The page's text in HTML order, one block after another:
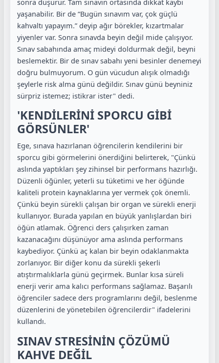
yaşanabilir. Bir de “Bugün sınavım var, çok güçlü
kahvaltı yapayım.” deyip ağır börekler, kızartmalar
yiyenler var. Sonra sınavda beyin değil mide çalışıyor.
Sınav sabahında amaç mideyi doldurmak değil, beyni
beslemektir. Bir de sınav sabahı yeni besinler denemeyi
doğru bulmuyorum. O gün vücudun alışık olmadığı
şeylerle risk alma günü değildir. Sınav günü beyniniz
sürpriz istemez; istikrar ister" dedi.
'KENDİLERİNİ SPORCU GİBİ
GÖRSÜNLER'
Ege, sınava hazırlanan öğrencilerin kendilerini bir
sporcu gibi görmelerini önerdiğini belirterek, "Çünkü
aslında yaptıkları şey zihinsel bir performans hazırlığı.
Düzenli öğünler, yeterli su tüketimi ve her öğünde
kaliteli protein kaynaklarına yer vermek çok önemli.
Çünkü beyin sürekli çalışan bir organ ve sürekli enerji
kullanıyor. Burada yapılan en büyük yanlışlardan biri
öğün atlamak. Öğrenci ders çalışırken zaman
kazanacağını düşünüyor ama aslında performans
kaybediyor. Çünkü aç kalan bir beyin odaklanmakta
zorlanıyor. Bir diğer konu da sürekli şekerli
atıştırmalıklarla günü geçirmek. Bunlar kısa süreli
enerji verir ama kalıcı performans sağlamaz. Başarılı
öğrenciler sadece ders programlarını değil, beslenme
düzenlerini de yönetebilen öğrencilerdir" ifadelerini
kullandı.
SINAV STRESİNİN ÇÖZÜMÜ
KAHVE DEĞİL